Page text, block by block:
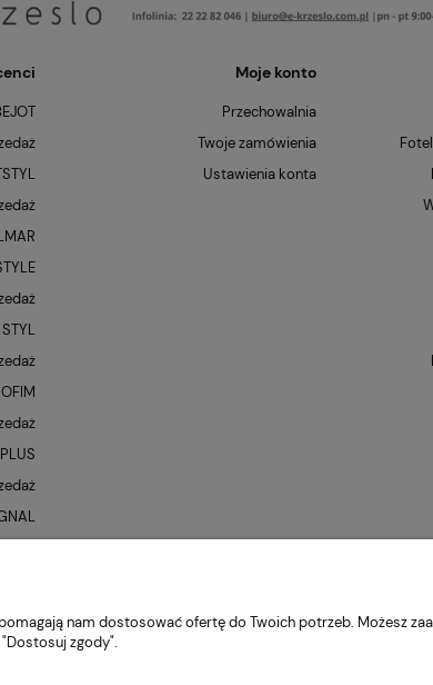
Moje konto
Przechowalnia
Twoje zamówienia
Ustawienia konta
nam dostosować ofertę do Twoich potrzeb. Możesz
zgody".